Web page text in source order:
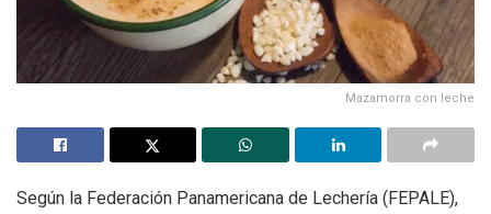
Mazamorra con leche
Según la Federación Panamericana de Lechería (FEPALE),